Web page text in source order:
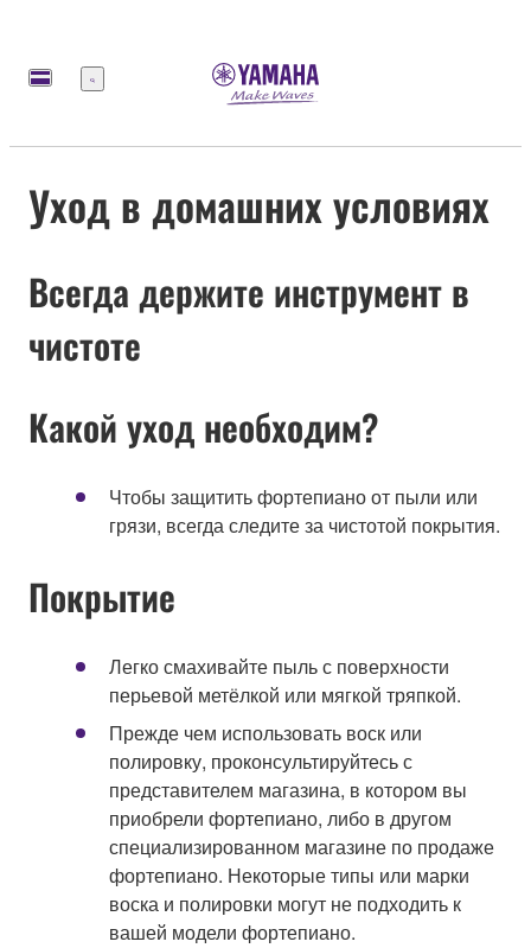
Меню
Уход в домашних условиях
Всегда держите инструмент в
чистоте
Какой уход необходим?
Чтобы защитить фортепиано от пыли или
грязи, всегда следите за чистотой покрытия.
Покрытие
Легко смахивайте пыль с поверхности
перьевой метёлкой или мягкой тряпкой.
Прежде чем использовать воск или
полировку, проконсультируйтесь с
представителем магазина, в котором вы
приобрели фортепиано, либо в другом
специализированном магазине по продаже
фортепиано. Некоторые типы или марки
воска и полировки могут не подходить к
вашей модели фортепиано.